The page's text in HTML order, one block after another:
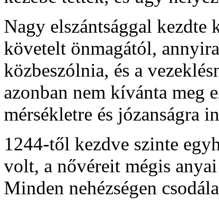
Nagy elszántsággal kezdte
követelt önmagától,
közbeszólnia, és a
azonban nem kívánta meg
mérsékletre és józanságra
1244-től kezdve szinte
volt, a nővéreit mégis
Minden nehézségen